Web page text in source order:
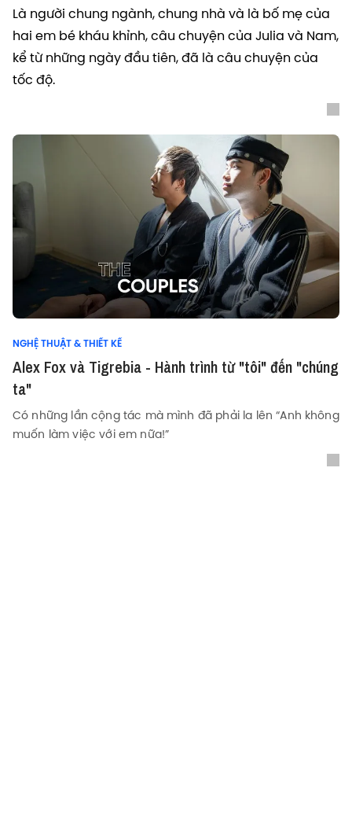
Là người chung ngành, chung nhà và là bố mẹ của
hai em bé kháu khỉnh, câu chuyện của Julia và Nam,
kể từ những ngày đầu tiên, đã là câu chuyện của
tốc độ.
NGHỆ THUẬT & THIẾT KẾ
Alex Fox và Tigrebia - Hành trình từ "tôi" đến "chúng
ta"
Có những lần cộng tác mà mình đã phải la lên “Anh không
muốn làm việc với em nữa!”